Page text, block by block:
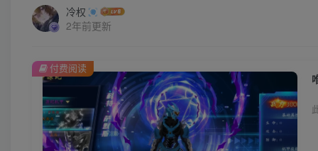
冷权
2年前更新
付费阅读